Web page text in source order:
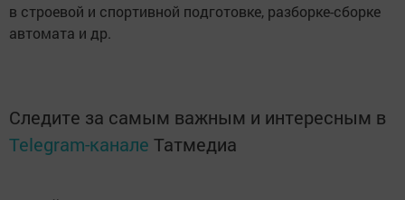
в строевой и спортивной подготовке, разборке-сборке
автомата и др.
Следите за самым важным и интересным в
Telegram-канале Татмедиа